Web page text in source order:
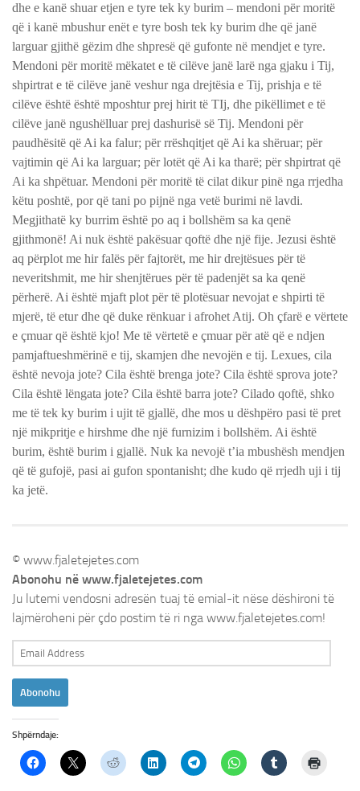
dhe e kanë shuar etjen e tyre tek ky burim – mendoni për moritë
që i kanë mbushur enët e tyre bosh tek ky burim dhe që janë
larguar gjithë gëzim dhe shpresë që gufonte në mendjet e tyre.
Mendoni për moritë mëkatet e të cilëve janë larë nga gjaku i Tij,
shpirtrat e të cilëve janë veshur nga drejtësia e Tij, prishja e të
cilëve është është mposhtur prej hirit të TIj, dhe pikëllimet e të
cilëve janë ngushëlluar prej dashurisë së Tij. Mendoni për
paudhësitë që Ai ka falur; për rrëshqitjet që Ai ka shëruar; për
vajtimin që Ai ka larguar; për lotët që Ai ka tharë; për shpirtrat që
Ai ka shpëtuar. Mendoni për moritë të cilat dikur pinë nga rrjedha
këtu poshtë, por që tani po pijnë nga vetë burimi në lavdi.
Megjithatë ky burrim është po aq i bollshëm sa ka qenë
gjithmonë! Ai nuk është pakësuar qoftë dhe një fije. Jezusi është
aq përplot me hir falës për fajtorët, me hir drejtësues për të
neveritshmit, me hir shenjtërues për të padenjët sa ka qenë
përherë. Ai është mjaft plot për të plotësuar nevojat e shpirti të
mjerë, të etur dhe që duke rënkuar i afrohet Atij. Oh çfarë e vërtete
e çmuar që është kjo! Me të vërtetë e çmuar për atë që e ndjen
pamjaftueshmërinë e tij, skamjen dhe nevojën e tij. Lexues, cila
është nevoja jote? Cila është brenga jote? Cila është sprova jote?
Cila është lëngata jote? Cila është barra jote? Cilado qoftë, shko
me të tek ky burim i ujit të gjallë, dhe mos u dëshpëro pasi të pret
një mikpritje e hirshme dhe një furnizim i bollshëm. Ai është
burim, është burim i gjallë. Nuk ka nevojë t’ia mbushësh mendjen
që të gufojë, pasi ai gufon spontanisht; dhe kudo që rrjedh uji i tij
ka jetë.
© www.fjaletejetes.com
Abonohu në www.fjaletejetes.com
Ju lutemi vendosni adresën tuaj të emial-it nëse dëshironi të
lajmëroheni për çdo postim të ri nga www.fjaletejetes.com!
Email
Address
Abonohu
Shpërndaje: